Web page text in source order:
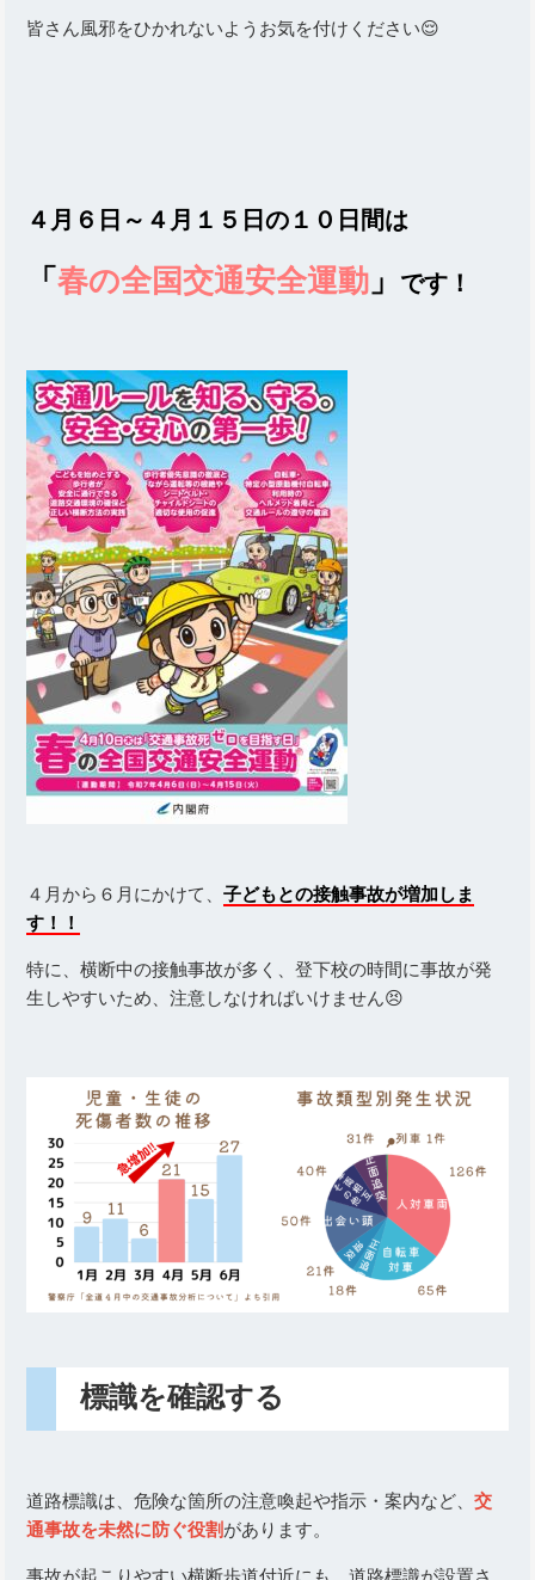
皆さん風邪をひかれないようお気を付けください😌
４月６日～４月１５日の１０日間は
「春の全国交通安全運動 」 です！
４月から６月にかけて、子どもとの接触事故が増加しま
す！！
特に、横断中の接触事故が多く、登下校の時間に事故が発
生しやすいため、注意しなければいけません😣
標識を確認する
道路標識は、危険な箇所の注意喚起や指示・案内など、交
通事故を未然に防ぐ役割があります。
事故が起こりやすい横断歩道付近にも、道路標識が設置さ